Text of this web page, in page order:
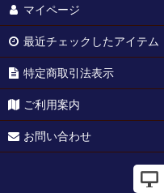
マイページ
最近チェックしたアイテム
特定商取引法表示
ご利用案内
お問い合わせ